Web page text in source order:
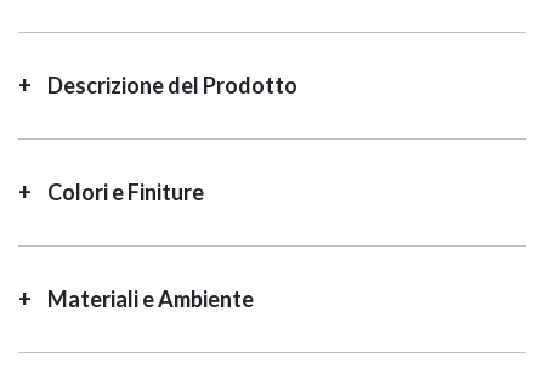
Descrizione del Prodotto
Colori e Finiture
Materiali e Ambiente